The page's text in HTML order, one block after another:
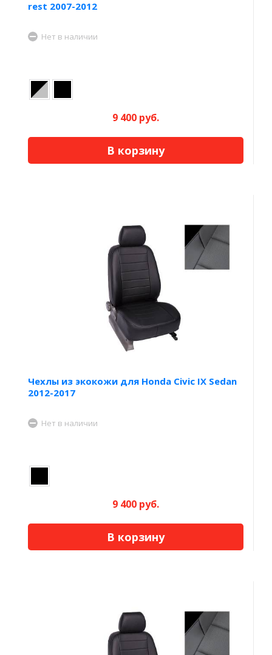
rest 2007-2012
Нет в наличии
9 400 руб.
В корзину
Чехлы из экокожи для Honda Civic IX Sedan
2012-2017
Нет в наличии
9 400 руб.
В корзину